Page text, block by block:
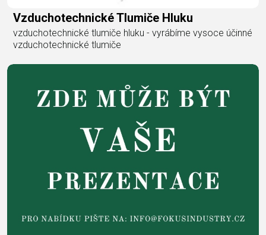
Vzduchotechnické Tlumiče Hluku
vzduchotechnické tlumiče hluku - vyrábíme vysoce účinné
vzduchotechnické tlumiče